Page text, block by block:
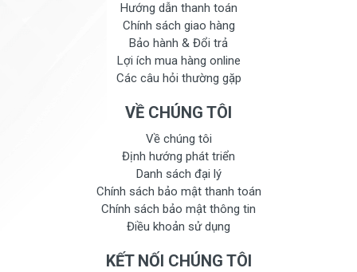
Hướng dẫn thanh toán
Chính sách giao hàng
Bảo hành & Đổi trả
Lợi ích mua hàng online
Các câu hỏi thường gặp
VỀ CHÚNG TÔI
Về chúng tôi
Định hướng phát triển
Danh sách đại lý
Chính sách bảo mật thanh toán
Chính sách bảo mật thông tin
Điều khoản sử dụng
KẾT NỐI CHÚNG TÔI